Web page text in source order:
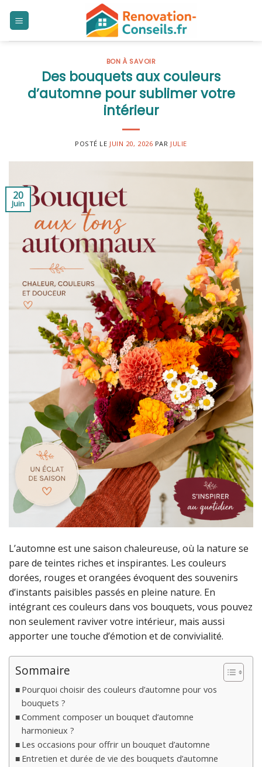
BON À SAVOIR
Des bouquets aux couleurs
d’automne pour sublimer votre
intérieur
POSTÉ LE JUIN 20, 2026 PAR JULIE
20
Juin
L’automne est une saison chaleureuse, où la nature se
pare de teintes riches et inspirantes. Les couleurs
dorées, rouges et orangées évoquent des souvenirs
d’instants paisibles passés en pleine nature. En
intégrant ces couleurs dans vos bouquets, vous pouvez
non seulement raviver votre intérieur, mais aussi
apporter une touche d’émotion et de convivialité.
Sommaire
Pourquoi choisir des couleurs d’automne pour vos
bouquets ?
Comment composer un bouquet d’automne
harmonieux ?
Les occasions pour offrir un bouquet d’automne
Entretien et durée de vie des bouquets d’automne